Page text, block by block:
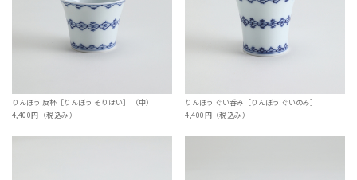
りんぼう 反杯［りんぼう そりはい］ （中）
4,400円（税込み）
りんぼう ぐい呑み［りんぼう ぐいのみ］
4,400円（税込み）